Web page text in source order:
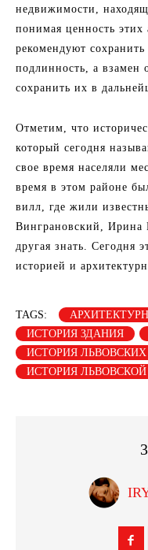
недвижимости,
понимая ценность
рекомендуют
подлинность, а взамен
сохранить их в
Отметим, что
который сегодня
свое время населяли
время в этом районе
вилл, где жили
Винграновский,
другая знать. Сегодня
историей и
TAGS:
ИСТОРИЯ ЗДАНИЯ
ИСТОРИЯ
ИСТОРИЯ